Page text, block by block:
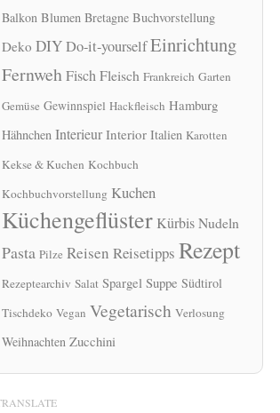
Balkon Blumen Bretagne Buchvorstellung
Deko DIYDo-it-yourselfEinrichtung
FernwehFischFleisch Frankreich Garten
Gemüse Gewinnspiel Hackfleisch Hamburg
Hähnchen Interieur Interior Italien Karotten
Kekse & Kuchen Kochbuch
Kochbuchvorstellung Kuchen
Küchengeflüster KürbisNudeln
Pasta Pilze Reisen Reisetipps Rezept
Rezeptearchiv Salat Spargel Suppe Südtirol
Tischdeko Vegan Vegetarisch Verlosung
Weihnachten Zucchini